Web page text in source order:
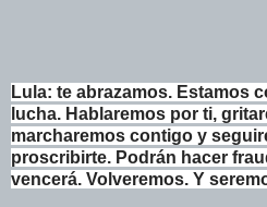
Lula: te abrazamos. Estamos
lucha. Hablaremos por ti,
marcharemos contigo y
proscribirte. Podrán hacer
vencerá. Volveremos. Y